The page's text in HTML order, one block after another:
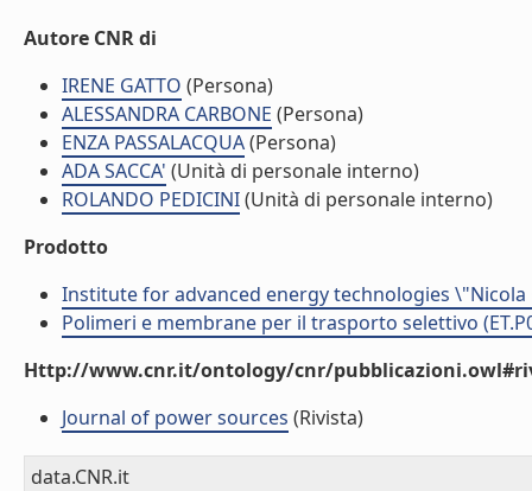
Autore CNR di
IRENE GATTO (Persona)
ALESSANDRA CARBONE (Persona)
ENZA PASSALACQUA(Persona)
ADA SACCA' (Unità di personale interno)
ROLANDO PEDICINI(Unità di personale interno)
Prodotto
Institute for advanced energy technologies \"Nicola
Polimeri e membrane per il trasporto selettivo
Http://www.cnr.it/ontology/cnr/
Journal of power sources (Rivista)
data.CNR.it